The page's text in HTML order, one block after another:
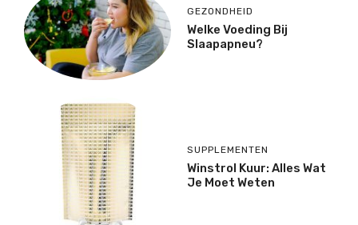
GEZONDHEID
Welke Voeding Bij
Slaapapneu?
SUPPLEMENTEN
Winstrol Kuur: Alles Wat
Je Moet Weten